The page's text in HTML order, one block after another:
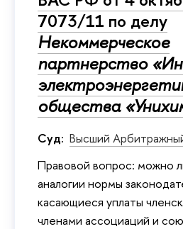
7073/11 по делу
Некоммерческое
партнерство
общества
Суд: Высший
Правовой вопрос: можно
аналогии нормы
касающиеся уплаты
членами ассоциаций и